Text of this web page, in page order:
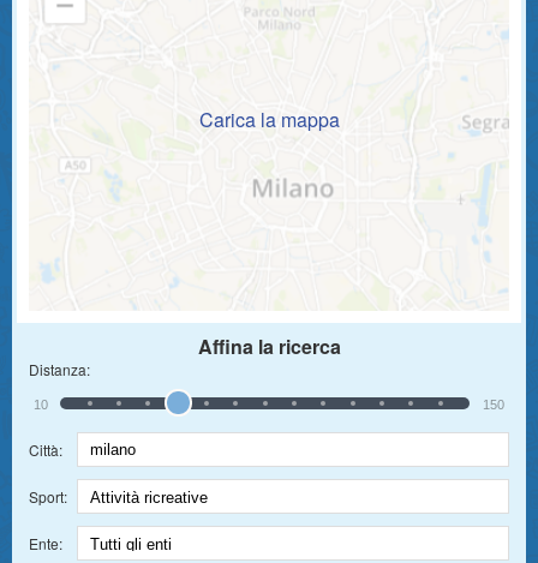
Carica la mappa
Affina la ricerca
Distanza:
10 150
Città:
Sport:
Ente: